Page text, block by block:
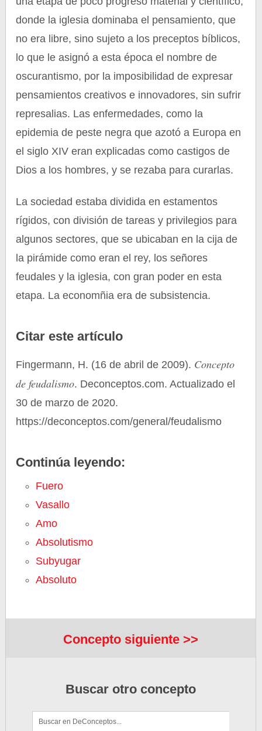
donde la iglesia dominaba el pensamiento, que
no era libre, sino sujeto a los preceptos bíblicos,
lo que le asignó a esta época el nombre de
oscurantismo, por la imposibilidad de expresar
pensamientos creativos e innovadores, sin sufrir
represalias. Las enfermedades, como la
epidemia de peste negra que azotó a Europa en
el siglo XIV eran explicadas como castigos de
Dios a los hombres, y se rezaba para curarlas.
La sociedad estaba dividida en estamentos
rígidos, con división de tareas y privilegios para
algunos sectores, que se ubicaban en la cija de
la pirámide como eran el rey, los señores
feudales y la iglesia, con gran poder en esta
etapa. La economñia era de subsistencia.
Citar este artículo
Fingermann, H. (16 de abril de 2009). Concepto
de feudalismo. Deconceptos.com. Actualizado el
30 de marzo de 2020.
https://deconceptos.com/general/feudalismo
Continúa leyendo:
Fuero
Vasallo
Amo
Absolutismo
Subyugar
Absoluto
Concepto siguiente >>
Buscar otro concepto